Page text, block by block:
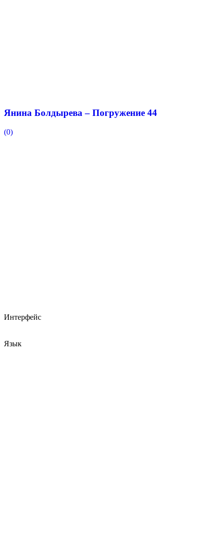
Янина Болдырева – Погружение 44
(0)
Интерфейс
Язык